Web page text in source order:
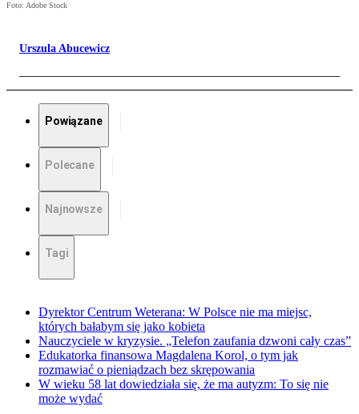
Foto: Adobe Stock
Urszula Abucewicz
Powiązane
Polecane
Najnowsze
Tagi
Dyrektor Centrum Weterana: W Polsce nie ma miejsc,
których bałabym się jako kobieta
Nauczyciele w kryzysie. „Telefon zaufania dzwoni cały czas”
Edukatorka finansowa Magdalena Korol, o tym jak
rozmawiać o pieniądzach bez skrępowania
W wieku 58 lat dowiedziała się, że ma autyzm: To się nie
może wydać